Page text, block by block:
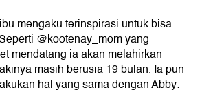
mengaku terinspirasi untuk bisa
@kootenay_mom yang
mendatang ia akan melahirkan
masih berusia 19 bulan. Ia pun
hal yang sama dengan Abby: